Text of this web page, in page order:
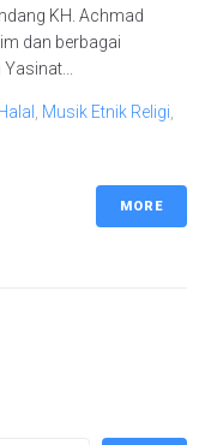
KH. Achmad
dan berbagai
Musik Etnik Religi
MORE